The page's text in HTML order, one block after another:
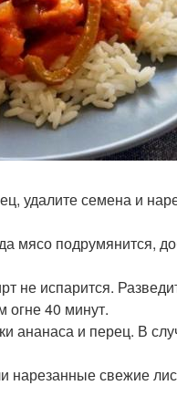
удалите семена и
мясо подрумянится,
не испарится.
огне 40 минут.
ананаса и перец. В
свежие